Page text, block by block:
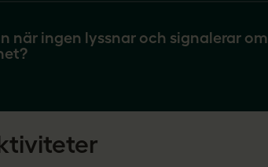
när ingen lyssnar och signalerar om